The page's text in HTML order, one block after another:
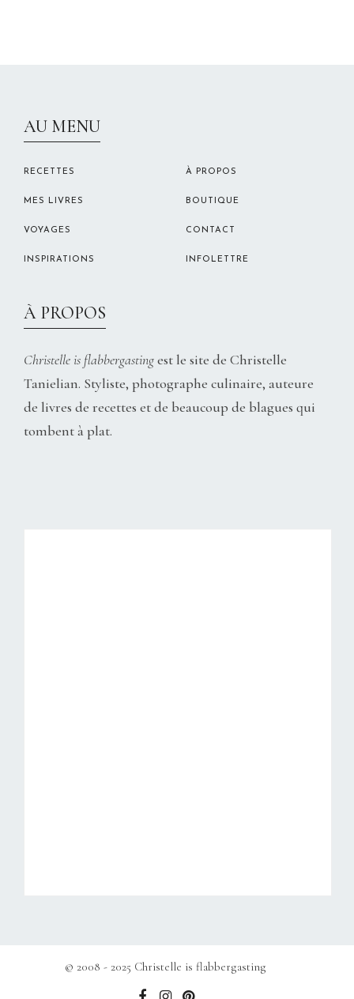
AU MENU
RECETTES
MES LIVRES
VOYAGES
INSPIRATIONS
À PROPOS
BOUTIQUE
CONTACT
INFOLETTRE
À PROPOS
Christelle is flabbergastingest le site de Christelle
Tanielian. Styliste, photographe culinaire, auteure
de livres de recettes et de beaucoup de blagues qui
tombent à plat.
© 2008 - 2025 Christelle is flabbergasting